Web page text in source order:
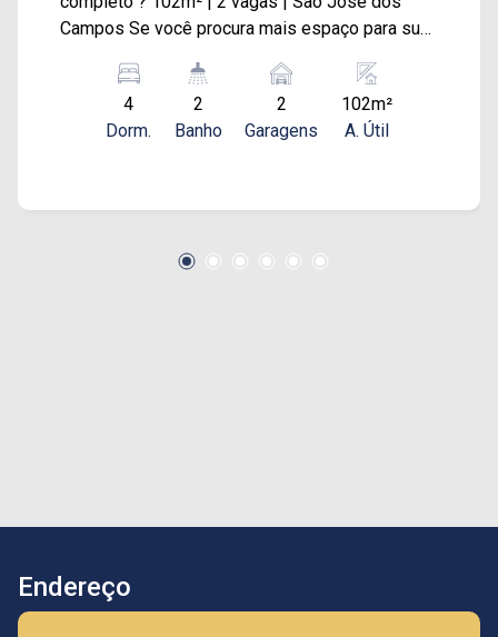
Campos Se você procura mais espaço para sua
equilíbrio perfeito entre conforto, funcionalidade
e lazer! O imóvel conta com 4 dormitórios,
sendo 1 suíte, ideais para acomodar bem toda a
além de uma cozinha espaçosa com despensa,
vagas de garagem cobertas no subsolo,
condomínio seguro, com ótima localização e
infraestrutura completa para toda a família.
4
Dorm.
2
Banho
2
Garagens
102m²
A. Útil
Endereço